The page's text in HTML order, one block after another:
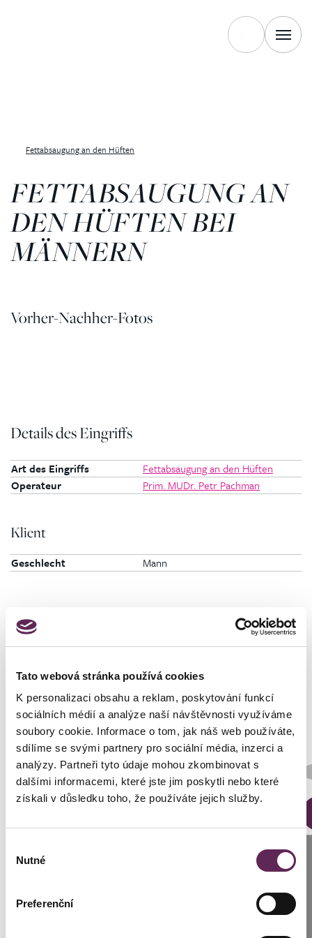
Tato webová stránka používá cookies
K personalizaci obsahu a reklam, poskytování funkcí
sociálních médií a analýze naší návštěvnosti využíváme
soubory cookie. Informace o tom, jak náš web používáte,
sdílíme se svými partnery pro sociální média, inzerci a
analýzy. Partneři tyto údaje mohou zkombinovat s
dalšími informacemi, které jste jim poskytli nebo které
získali v důsledku toho, že používáte jejich služby.
souhlasu
Nutné
Preferenční
Fettabsaugung an den Hüften
FETTABSAUGUNG AN
DEN HÜFTEN BEI
MÄNNERN
Vorher-Nachher-Fotos
Details des Eingriffs
Art des Eingriffs
Fettabsaugung an den Hüften
Operateur
Prim. MUDr. Petr Pachman
Klient
Geschlecht Mann
Fotos vorher und nachher
Der behandelnde Arzt
Prim. MUDr. Pavel Horyna
Brünn: +420 776 279 454